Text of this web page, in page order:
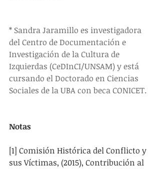
* Sandra Jaramillo es investigadora
del Centro de Documentación e
Investigación de la Cultura de
Izquierdas (CeDInCI/UNSAM) y está
cursando el Doctorado en Ciencias
Sociales de la UBA con beca CONICET.
Notas
[1] Comisión Histórica del Conflicto y
sus Víctimas, (2015), Contribución al